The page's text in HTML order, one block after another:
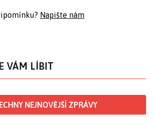
Napište nám
VÁM LÍBIT
NEJNOVĚJŠÍ ZPRÁVY